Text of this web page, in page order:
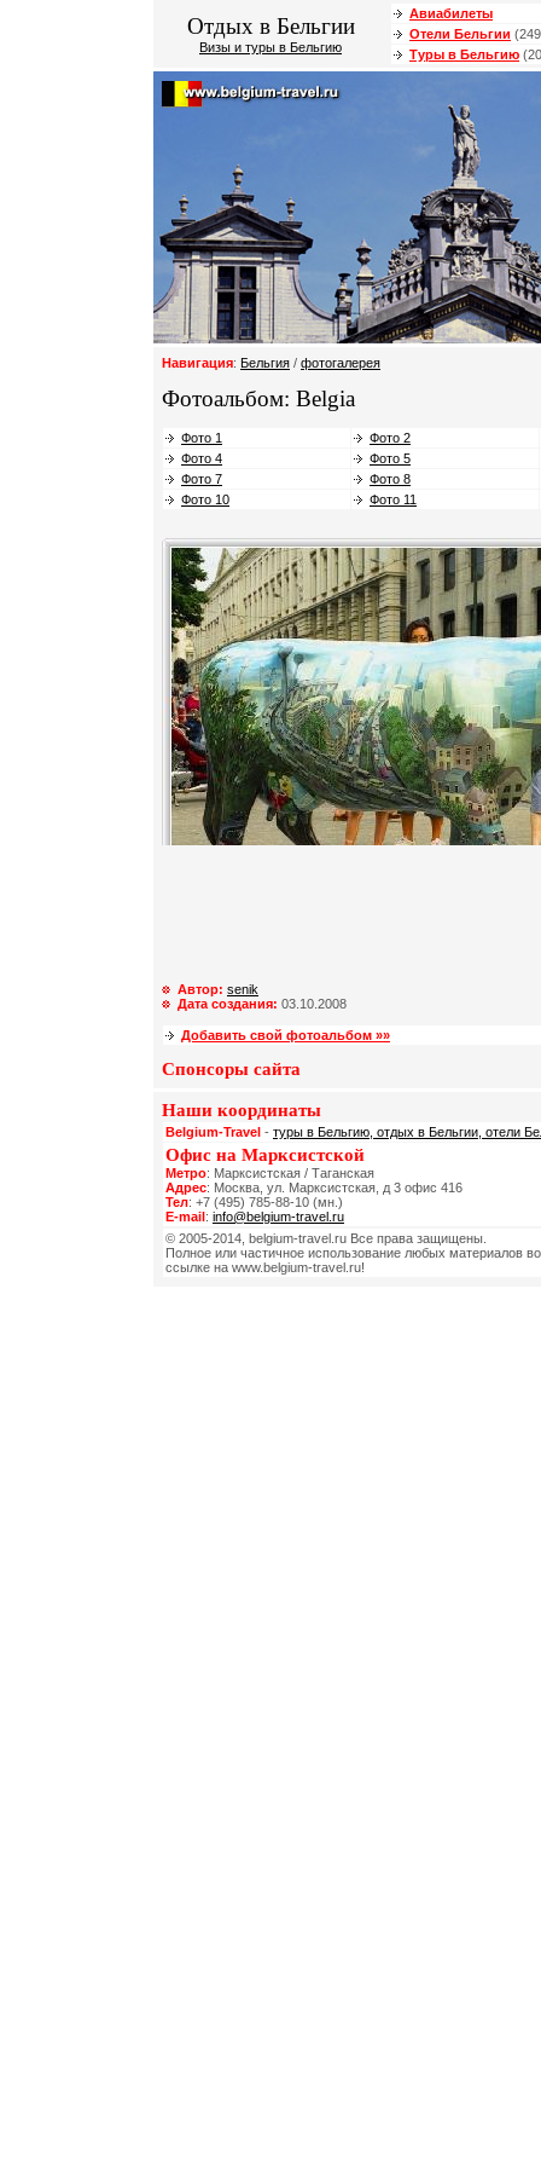
Отдых в Бельгии
Визы и туры в Бельгию
Авиабилеты
Отели Бельгии
Туры в Бельгию
Навигация: Бельгия / фотогалерея
Фотоальбом: Belgia
Фото 1
Фото 2
Фото 4
Фото 5
Фото 7
Фото 8
Фото 10
Фото 11
Автор: senik
Дата создания: 03.10.2008
Добавить свой фотоальбом »»
Спонсоры сайта
Наши координаты
Belgium-Travel - туры в Бельгию, отдых в Бельгии, отели
Офис на Марксистской
Метро: Марксистская / Таганская
Адрес: Москва, ул. Марксистская, д 3 офис 416
Тел: +7 (495) 785-88-10 (мн.)
E-mail: info@belgium-travel.ru
© 2005-2014, belgium-travel.ru Все права защищены.
Полное или частичное использование любых материалов
ссылке на www.belgium-travel.ru!